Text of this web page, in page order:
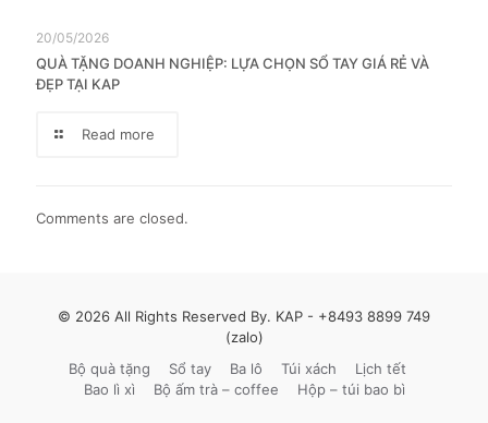
20/05/2026
QUÀ TẶNG DOANH NGHIỆP: LỰA CHỌN SỔ TAY GIÁ RẺ VÀ
ĐẸP TẠI KAP
Read more
Comments are closed.
© 2026 All Rights Reserved By. KAP - +8493 8899 749
(zalo)
Bộ quà tặng
Sổ tay Ba lô Túi xách
Lịch tết
Bao lì xì
Bộ ấm trà – coffee Hộp – túi bao bì